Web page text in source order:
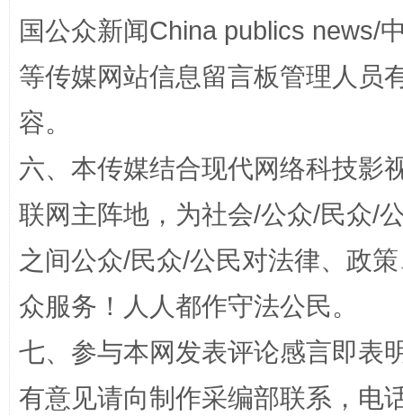
国公众新闻China publics news/
等传媒网站信息留言板管理人员
容。
六、本传媒结合现代网络科技影
联网主阵地，为社会/公众/民众/
之间公众/民众/公民对法律、政
众服务！人人都作守法公民。
七、参与本网发表评论感言即表
有意见请向制作采编部联系，电